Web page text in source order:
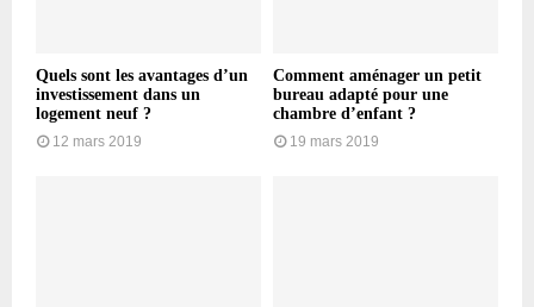
Quels sont les avantages d’un
investissement dans un
logement neuf ?
12 mars 2019
Comment aménager un petit
bureau adapté pour une
chambre d’enfant ?
19 mars 2019